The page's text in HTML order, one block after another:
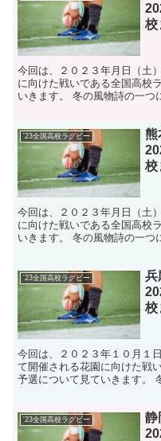
校
今回は、２０２３年月日（土
に向けた戦いである全国高校
いきます。 冬の風物詩の一つ
'23全国高校ラグビー
熊
校
今回は、２０２３年月日（土
に向けた戦いである全国高校
いきます。 冬の風物詩の一つ
'23全国高校ラグビー
兵
校
今回は、２０２３年１０月１
て開催される花園に向けた戦
予選について見ていきます。
'23全国高校ラグビー
静